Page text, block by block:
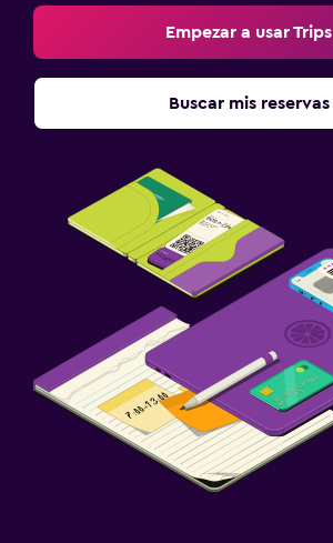
Empezar a usar Trips
Buscar mis reservas